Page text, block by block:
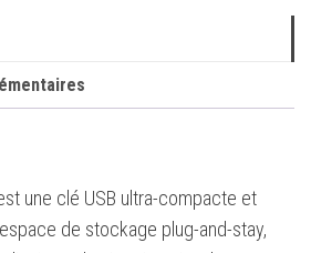
une clé USB ultra-compacte et
de stockage plug-and-stay,